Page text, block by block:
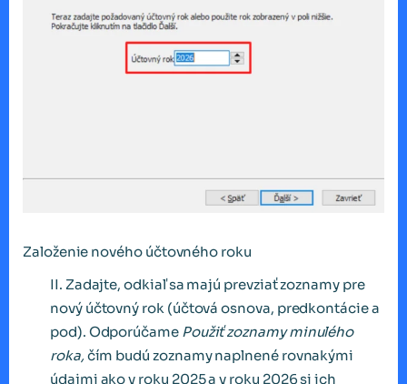
Založenie nového účtovného roku
II. Zadajte, odkiaľ sa majú prevziať zoznamy pre
nový účtovný rok (účtová osnova, predkontácie a
pod). Odporúčame Použiť zoznamy minulého
roka,čím budú zoznamy naplnené rovnakými
údajmi ako v roku 2025 a v roku 2026 si ich